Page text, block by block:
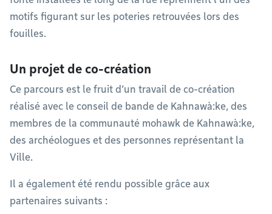
motifs figurant sur les poteries retrouvées lors des
fouilles.
Un projet de co-création
Ce parcours est le fruit d’un travail de co-création
réalisé avec le conseil de bande de Kahnawà:ke, des
membres de la communauté mohawk de Kahnawà:ke,
des archéologues et des personnes représentant la
Ville.
Il a également été rendu possible grâce aux
partenaires suivants :